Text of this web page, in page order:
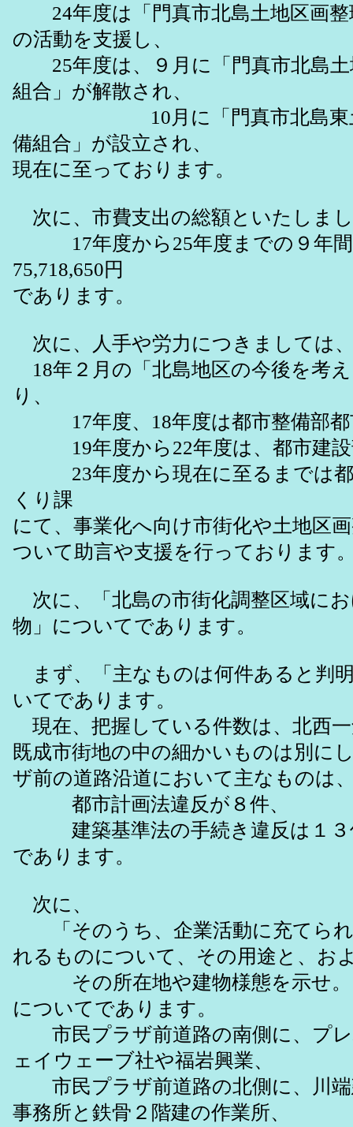
24年度は「門真市北島土地区画整
の活動を支援し、
25年度は、９月に「門真市北島土
組合」が解散され、
10月に「門真市北島東土
備組合」が設立され、
現在に至っております。
次に、市費支出の総額といたしま
17年度から25年度までの９年間
75,718,650円
であります。
次に、人手や労力につきましては
18年２月の「北島地区の今後を考
り、
17年度、18年度は都市整備部都
19年度から22年度は、都市建設
23年度から現在に至るまでは都
くり課
にて、事業化へ向け市街化や土地区
ついて助言や支援を行っております
次に、「北島の市街化調整区域に
物」についてであります。
まず、「主なものは何件あると判
いてであります。
現在、把握している件数は、北西
既成市街地の中の細かいものは別に
ザ前の道路沿道において主なものは
都市計画法違反が８件、
建築基準法の手続き違反は１３
であります。
次に、
「そのうち、企業活動に充てら
れるものについて、その用途と、お
その所在地や建物様態を示せ。
についてであります。
市民プラザ前道路の南側に、プレ
ェイウェーブ社や福岩興業、
市民プラザ前道路の北側に、川端
事務所と鉄骨２階建の作業所、